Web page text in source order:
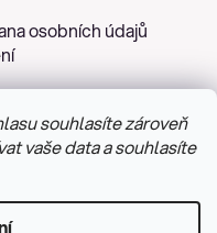
souhlasíte zároveň
vaše data a souhlasíte
osobních údajů
cookies